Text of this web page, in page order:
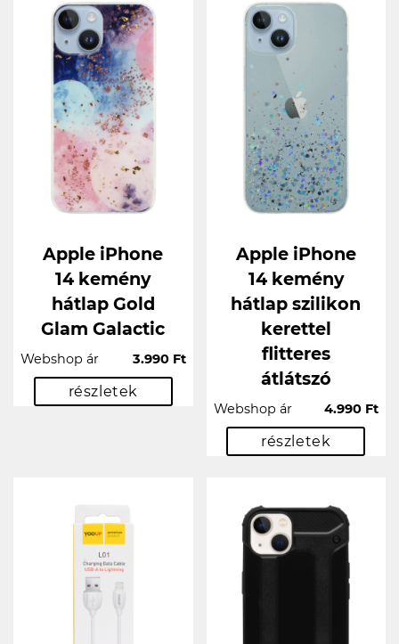
Apple iPhone
14 kemény
hátlap Gold
Glam Galactic
Webshop ár 3.990 Ft
részletek
Apple iPhone
14 kemény
hátlap szilikon
kerettel
flitteres
átlátszó
Webshop ár 4.990 Ft
részletek